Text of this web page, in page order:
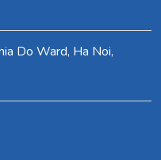
Do Ward, Ha Noi,